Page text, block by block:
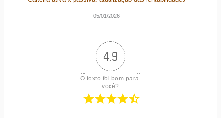
05/01/2026
4.9
O texto foi bom para
você?